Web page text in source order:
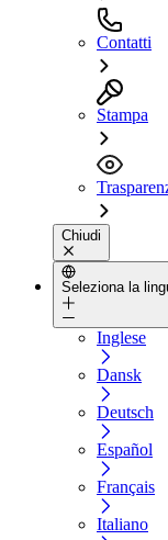
Contatti
Stampa
Chiudi
Seleziona la
Inglese
Dansk
Deutsch
Español
Français
Italiano